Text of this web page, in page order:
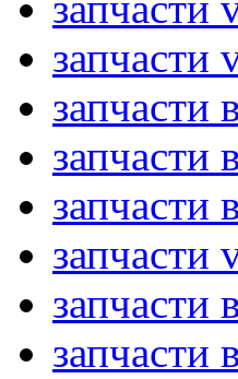
запчасти
запчасти
запчасти
запчасти
запчасти
запчасти
запчасти